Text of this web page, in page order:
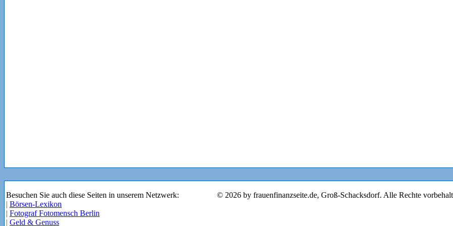
Besuchen Sie auch diese Seiten in unserem Netzwerk:
| Börsen-Lexikon
| Fotograf Fotomensch Berlin
| Geld & Genuss
© 2026 by frauenfinanzseite.de, Groß-Schacksdorf. Alle Rechte